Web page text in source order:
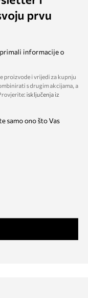
prvu
informacije o
proizvode i vrijedi za kupnju
s drugim akcijama, a
isključenja iz
samo ono što Vas